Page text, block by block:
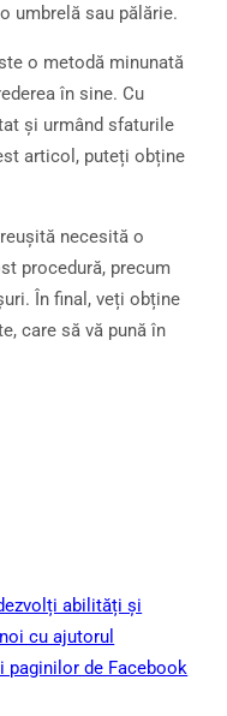
umbrelă sau pălărie.
o metodă minunată
în sine. Cu
și urmând sfaturile
articol, puteți obține
necesită o
procedură, precum
În final, veți obține
care să vă pună în
abilități și
cu ajutorul
paginilor de Facebook